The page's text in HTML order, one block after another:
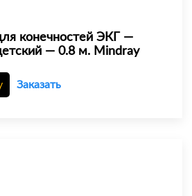
конечностей ЭКГ —
— 0.8 м. Mindray
Заказать